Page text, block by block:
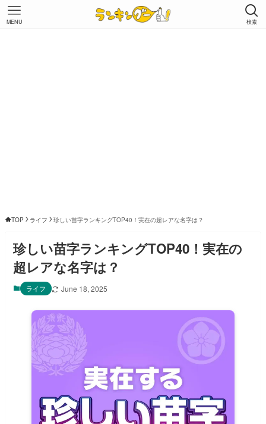
検索
MENU
TOP ライフ 珍しい苗字ランキングTOP40！実在の超レアな名字は？
珍しい苗字ランキングTOP40！実在の
超レアな名字は？
ライフ June 18, 2025